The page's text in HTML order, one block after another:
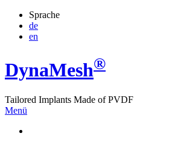
Sprache
de
en
DynaMesh®
Tailored Implants Made ofPVDF
Menü